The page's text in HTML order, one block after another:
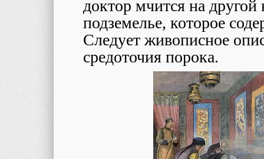
доктор мчится на другой
подземелье, которое
Следует живописное
средоточия порока.